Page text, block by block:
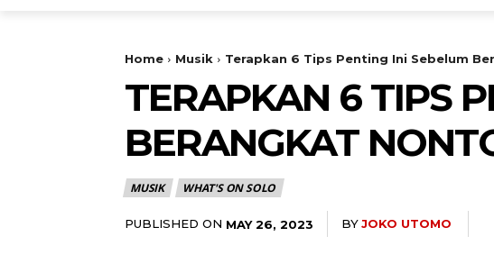
Home Musik Terapkan 6 Tips Penting Ini Sebelum
TERAPKAN 6 TIPS
BERANGKAT
MUSIK WHAT'S ON SOLO
PUBLISHED ON MAY 26, 2023 BYJOKO UTOMO